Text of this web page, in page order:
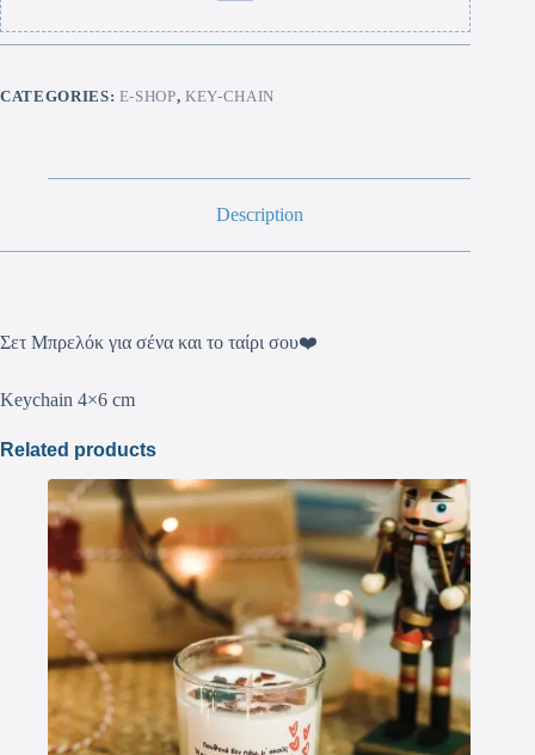
CATEGORIES: E-SHOP,KEY-CHAIN
Description
Σετ Μπρελόκ για σένα και το ταίρι σου❤️
Keychain 4×6 cm
Related products